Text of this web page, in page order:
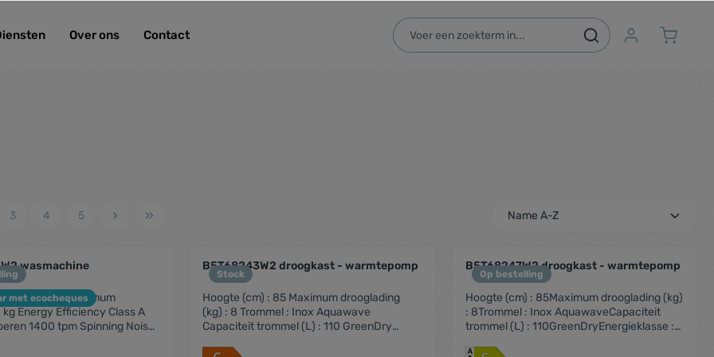
Over ons Contact
3 4 5
met ecocheques
wasmachine
KenmerkenMaximum
Noise
Stock
B5T68243W2 droogkast - warmtepomp
Hoogte (cm) : 85 Maximum drooglading
(kg) : 8 Trommel : Inox Aquawave
Capaciteit trommel (L) : 110 GreenDry
Op bestelling
B5T68247W2 droogkast - warmtepomp
Hoogte (cm) : 85Maximum drooglading (kg)
: 8Trommel : Inox AquawaveCapaciteit
trommel (L) : 110GreenDryEnergieklasse :